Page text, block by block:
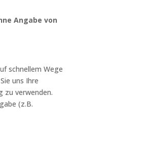
Angabe von
schnellem Wege
uns Ihre
zu verwenden.
(z.B.